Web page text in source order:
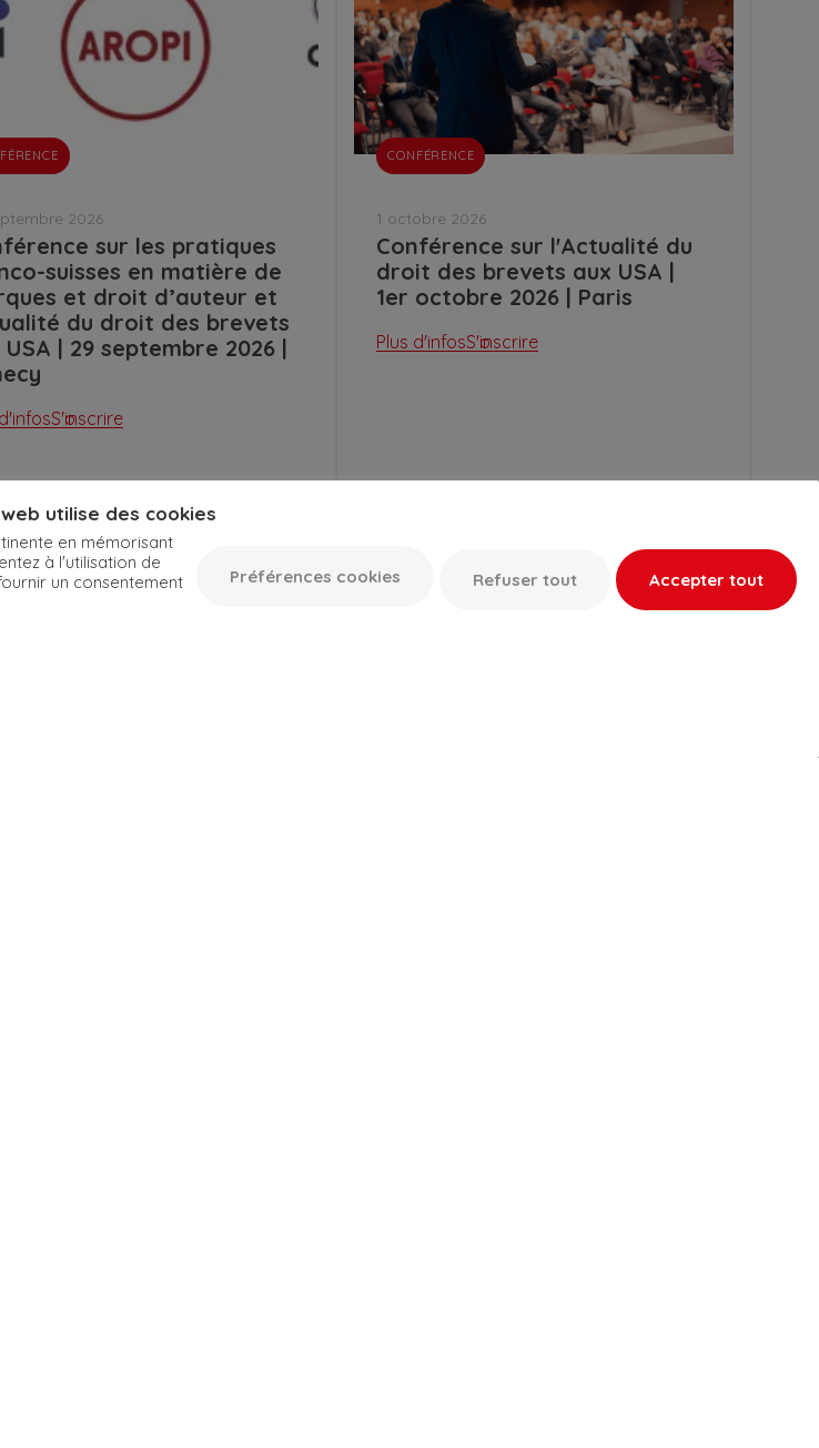
2026
sur les pratiques
suisses en matière de
et droit d’auteur et
du droit des brevets
USA | 29 septembre 2026 |
S'inscrire
CONFÉRENCE
1 octobre 2026
Conférence sur l'Actualité du
droit des brevets aux USA |
1er octobre 2026 | Paris
Plus d'infosS'inscrire
utilise des cookies
en mémorisant
à l'utilisation de
un consentement
Préférences cookies Refuser tout Accepter tout